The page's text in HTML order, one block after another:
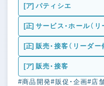
[ア] パティシエ
[正] サービス・ホール（リ
[正] 販売・接客（リーダー
[ア] 販売・接客
#商品開発#販促・企画#店